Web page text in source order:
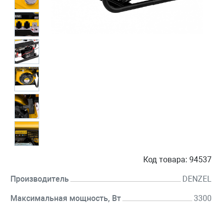
Код товара: 94537
Производитель DENZEL
Максимальная мощность, Вт 3300